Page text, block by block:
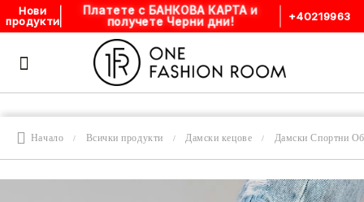
Нови
продукти
Платете с БАНКОВА КАРТА и
получете Черни дни!
+40219963
Начало Всички продукти Дамски кецове Дамски Спортни